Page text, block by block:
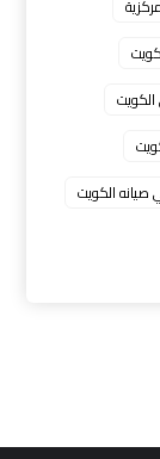
الكويت